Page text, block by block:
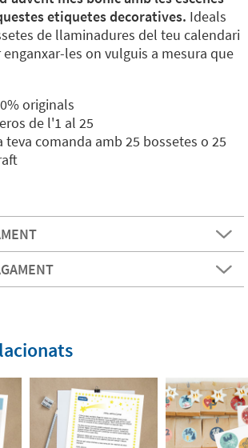
etiquetes decoratives. Ideals
de llaminadures del teu calendari
les on vulguis a mesura que
originals
de l'1 al 25
teva comanda amb 25 bossetes o 25